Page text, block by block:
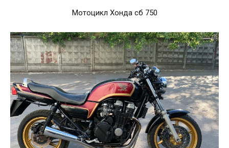
Мотоцикл Хонда сб 750